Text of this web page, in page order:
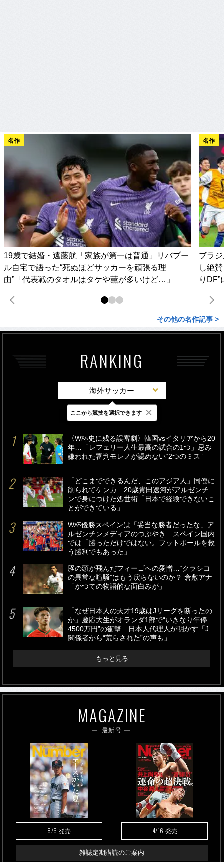
名作
19歳で結婚・遠藤航「家族が第一は普通」リバプー
ル自宅で語った“死ぬほどサッカーを頑張る理
由”「代表戦のタオルはタケや薫が多いけど…」
名作
ブラ
し絶
り
その他の名作記事 >
RANKING
海外サッカー
最新 24時間 週間
〈W杯史に残る誤審劇〉韓国vsイタリアから20
年…「レフェリー人生最高の試合の1つ」忌み
嫌われた審判モレノが認めない“2つのミス”
「どこまでできるんだ、このアジア人」同僚に
削られてケンカ…20歳貴田遼河がアルゼンチ
ンで身につけた処世術「日本で経験できないこ
とができている」
W杯優勝スペインは「妥当な勝者だったな」ア
ルゼンチンメディアのつぶやき…スペイン国内
では「勝っただけではない。フットボールを救
う勝利でもあった」
豚の頭が飛んだフィーゴへの愛憎…“クラシコ
の異常な喧騒”はもう戻らないのか？ 倉敷アナ
「かつての物語的な面白みが」
「なぜ日本人の天才19歳はJリーグを断ったの
か」慶応大生がオランダ1部で“いきなり年俸
4500万円”の衝撃…日本人代理人が明かす「J
関係者から“荒らされた”の声も」
もっと見る
MAGAZINE
最新号
8/6 発売 4/16 発売
雑誌定期購読のご案内
ここから競技を選択できます ×